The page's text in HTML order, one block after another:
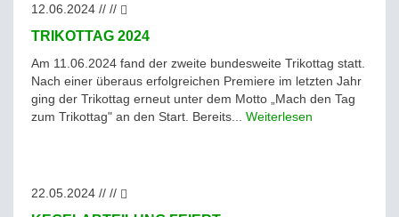
12.06.2024 // //
TRIKOTTAG 2024
Am 11.06.2024 fand der zweite bundesweite Trikottag statt.
Nach einer überaus erfolgreichen Premiere im letzten Jahr
ging der Trikottag erneut unter dem Motto „Mach den Tag
zum Trikottag" an den Start. Bereits... Weiterlesen
22.05.2024 // //